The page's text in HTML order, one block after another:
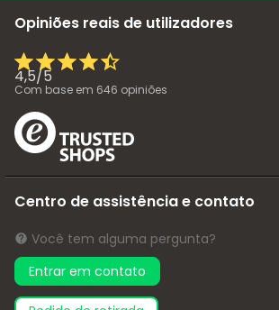
Opiniões reais de utilizadores
4,5/5
Com base em 646 opiniões
Centro de assistência e contato
Você tem alguma pergunta?
Entrar em contato